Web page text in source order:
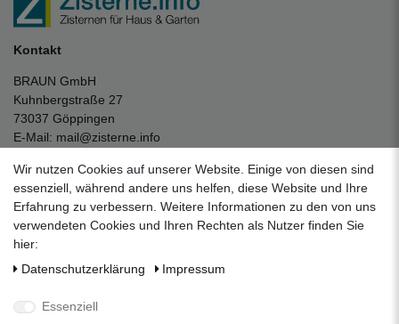
Kontakt
BRAUN GmbH
Kuhnbergstraße 27
73037 Göppingen
E-Mail: mail@zisterne.info
Unternehmen
Datenschutzerklärung
Impressum
Über uns
Folgen Sie uns auf Social Media
Wir nutzen Cookies auf unserer Website. Einige von diesen sind
essenziell, während andere uns helfen, diese Website und Ihre
Erfahrung zu verbessern. Weitere Informationen zu den von uns
verwendeten Cookies und Ihren Rechten als Nutzer finden Sie
hier:
Daten­schutz­erklärung
Impressum
Essenziell